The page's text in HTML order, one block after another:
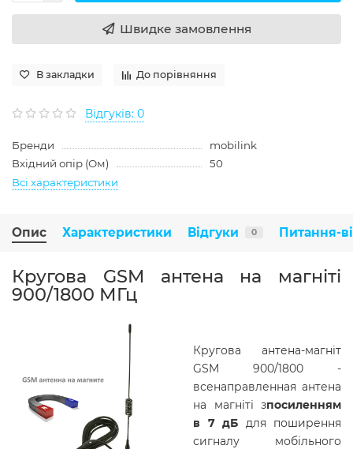
Швидке замовлення
В закладки До порівняння
Відгуків: 0
Бренди
mobilink
Вхідний опір (Ом)
50
Всі характеристики
Опис Характеристики Відгуки 0 Питання-
Кругова GSM антена на магніті
900/1800 МГц
Кругова антена-магніт
GSM 900/1800 -
всенаправленная антена
на магніті зпосиленням
в
7 дБ для поширення
сигналу мобільного